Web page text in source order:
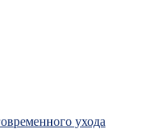
ухода